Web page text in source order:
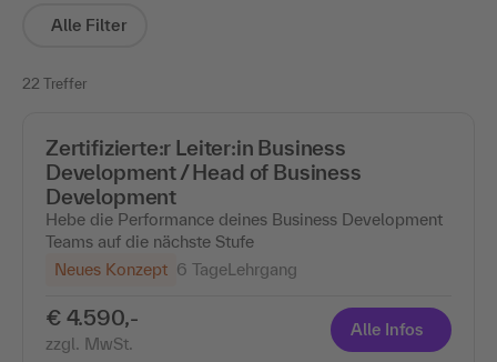
Alle Filter
22 Treffer
Zertifizierte:r Leiter:in Business
Development / Head of Business
Development
Hebe die Performance deines Business Development
Teams auf die nächste Stufe
Neues Konzept 6 TageLehrgang
€ 4.590,-
zzgl. MwSt.
Alle Infos